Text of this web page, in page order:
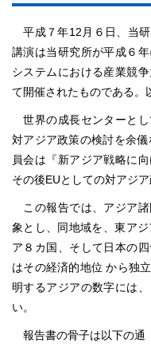
平成７年12月６日、当
講演は当研究所が平成６
システムにおける産業競
て開催されたものである。
世界の成長センターとし
対アジア政策の検討を余
員会は『新アジア戦略に
その後EUとしての対アジ
この報告では、アジア
象とし、同地域を、東ア
ア８カ国、そして日本の
はその経済的地位 から独
明するアジアの数字には
い。
報告書の骨子は以下の通